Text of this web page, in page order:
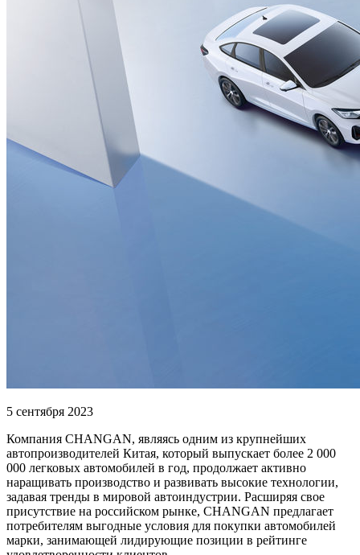
5 сентября 2023
Компания CHANGAN, являясь одним из крупнейших
автопроизводителей Китая, который выпускает более 2 000
000 легковых автомобилей в год, продолжает активно
наращивать производство и развивать высокие технологии,
задавая тренды в мировой автоиндустрии. Расширяя свое
присутствие на российском рынке, CHANGAN предлагает
потребителям выгодные условия для покупки автомобилей
марки, занимающей лидирующие позиции в рейтинге